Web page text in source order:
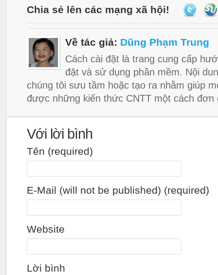
Chia sẻ lên các mạng xã hội!
Về tác giả: Dũng Phạm Trung
Cách cài đặt là trang cung cấp
đặt và sử dụng phần mềm. Nội
chúng tôi sưu tầm hoặc tạo ra nhằm giúp
được những kiến thức CNTT một cách đơn
Với lời bình
Tên (required)
E-Mail (will not be published) (required)
Website
Lời bình